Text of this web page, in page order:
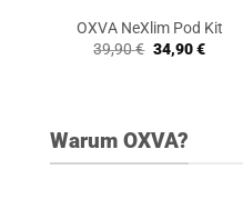
OXVA NeXlim Pod Kit
39,90€ Ursprünglicher
Preis
34,90€
Warum OXVA?